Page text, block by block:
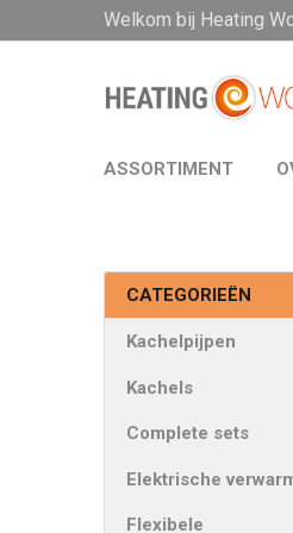
Welkom bij Heating
ASSORTIMENT
CATEGORIEËN
Kachelpijpen
Kachels
Complete sets
Elektrische
Flexibele